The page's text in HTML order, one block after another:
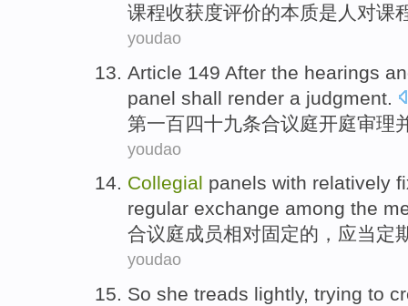
课程收获度评价的本质是 人 对课
youdao
Article 149 After the hearings
panel shall render a judgment
第一百四十九条合议庭开庭审理
youdao
Collegial panels with relatively
regular exchange among the
合议庭成员相对固定的， 应当定
youdao
So she treads lightly, trying to